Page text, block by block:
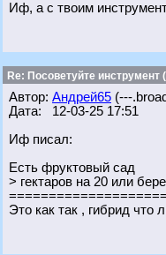
Иф, а с твоим
Re: Посоветуйте
Автор: Андрей65 (---
Дата: 12-03-25 17:51
Иф писал:
Есть фруктовый сад
> гектаров на 20 или
Это как так , гибрид что